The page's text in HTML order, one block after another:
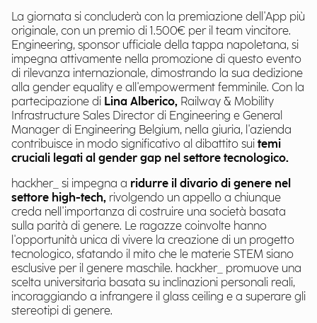
La giornata si concluderà con la premiazione dell'App più
originale, con un premio di 1.500€ per il team vincitore.
Engineering, sponsor ufficiale della tappa napoletana, si
impegna attivamente nella promozione di questo evento
di rilevanza internazionale, dimostrando la sua dedizione
alla gender equality e all'empowerment femminile. Con la
partecipazione di Lina Alberico, Railway & Mobility
Infrastructure Sales Director di Engineering e General
Manager di Engineering Belgium, nella giuria, l'azienda
contribuisce in modo significativo al dibattito sui temi
cruciali legati al gender gap nel settore tecnologico.
hackher_ si impegna a ridurre il divario di genere nel
settore high-tech, rivolgendo un appello a chiunque
creda nell'importanza di costruire una società basata
sulla parità di genere. Le ragazze coinvolte hanno
l'opportunità unica di vivere la creazione di un progetto
tecnologico, sfatando il mito che le materie STEM siano
esclusive per il genere maschile. hackher_ promuove una
scelta universitaria basata su inclinazioni personali reali,
incoraggiando a infrangere il glass ceiling e a superare gli
stereotipi di genere.